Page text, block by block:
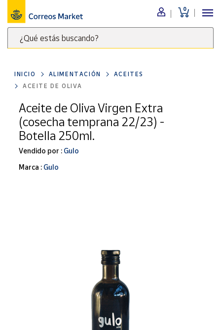
0
¿Qué estás buscando?
clave
para
buscar
productos
Correos
Market
Menú
Nuestro
catálogo
Alimentación
Ocio y cultura
Juguetes y
juegos
Libros y
INICIO ALIMENTACIÓN
ACEITES
ACEITE DE OLIVA
Aceite de Oliva Virgen Extra
(cosecha temprana 22/23) -
Botella 250ml.
Vendido por : Gulo
Marca : Gulo